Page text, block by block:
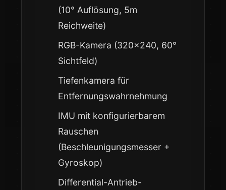
(10° Auflösung, 5m
Reichweite)
RGB-Kamera (320×240, 60°
Sichtfeld)
Tiefenkamera für
Entfernungswahrnehmung
IMU mit konfigurierbarem
Rauschen
(Beschleunigungsmesser +
Gyroskop)
Differential-Antrieb-